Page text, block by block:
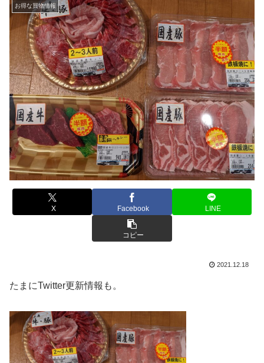
お得な買物情報
X Facebook LINE
コピー
2021.12.18
たまにTwitter更新情報も。